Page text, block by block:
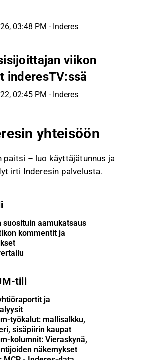
03:48 PM - Inderes
viikon
inderesTV:ssä
02:45 PM - Inderes
yhteisöön
paitsi – luo käyttäjätunnus ja
irti Inderesin palvelusta.
suosituin aamukatsaus
kommentit ja
tili
ja
työkalut: mallisalkku,
sisäpiirin kaupat
kolumnit: Vieraskynä,
näkemykset